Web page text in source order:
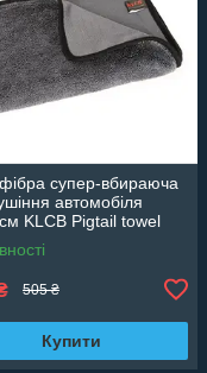
супер-вбираюча
автомобіля
KLCB Pigtail towel
505 ₴
Купити